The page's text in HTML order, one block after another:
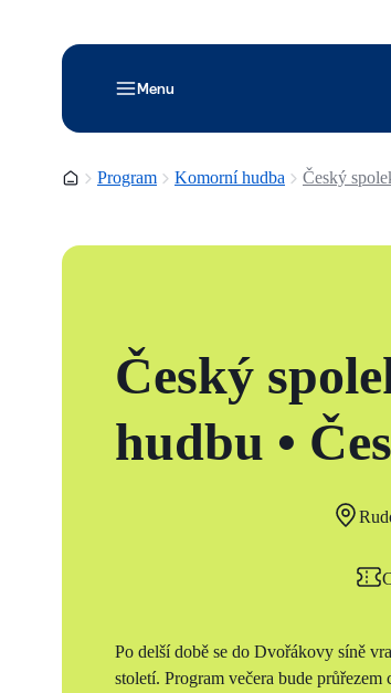
Menu
Domovská stránka
Program Komorní hudba Český
Český
hudbu •
Po delší době se do Dvořákovy síně
století. Program večera bude